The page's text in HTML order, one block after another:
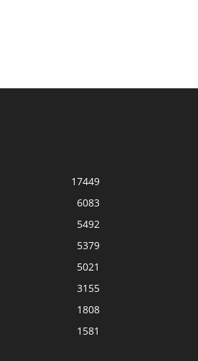
17449
6083
5492
5379
5021
3155
1808
1581